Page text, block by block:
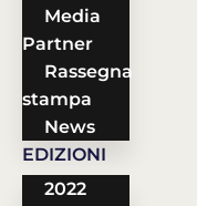
Media
Partner
Rassegna
stampa
News
EDIZIONI
2022